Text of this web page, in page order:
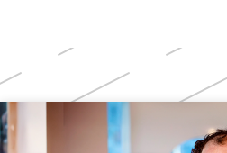
Weitere
Themen